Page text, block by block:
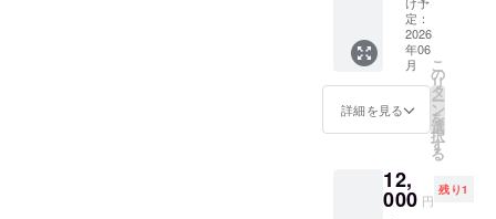
程度お
話しで
きま
す。 ち
なみ
に、私
との人
生のこ
よかっ
たらい
かがで
しょう
か？ (出
店経験
きます)
錆と煤
の店舗
高知で
は、お
きゃく
とは宴
会の事
を言い
ます。
みんな
しませ
んか？
大きな
定：
2026
年06
月
詳細を見る
こ
の
リ
タ
ー
ン
を
選
択
す
る
12,
000 円
残り1